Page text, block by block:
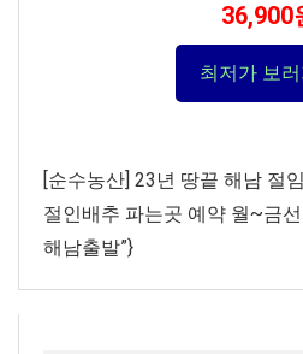
36,900
최저가 보
[순수농산] 23년 땅끝 해남 절
절인배추 파는곳 예약 월~금
해남출발”}